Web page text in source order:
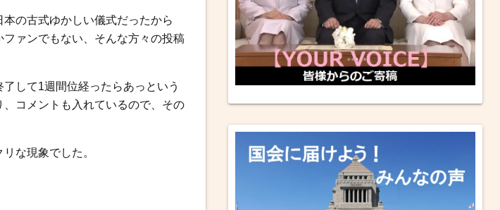
の古式ゆかしい儀式だったから
ァンでもない、そんな方々の投稿
して1週間位経ったらあっという
コメントも入れているので、その
な現象でした。